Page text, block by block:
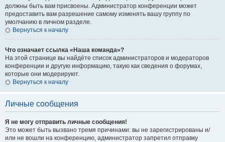
должны быть вам присвоены. Администратор конференции может
предоставить вам разрешение самому изменять вашу группу по
умолчанию в личном разделе.
Вернуться к началу
Что означает ссылка «Наша команда»?
На этой странице вы найдёте список администраторов и модераторов
конференции и другую информацию, такую как сведения о форумах,
которые они модерируют.
Вернуться к началу
Личные сообщения
Я не могу отправить личные сообщения!
Это может быть вызвано тремя причинами: вы не зарегистрированы и/
или не вошли на конференцию, администратор запретил отправку